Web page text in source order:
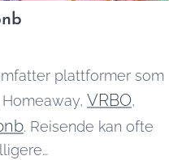
plattformer som
Homeaway, VRBO,
. Reisende kan ofte